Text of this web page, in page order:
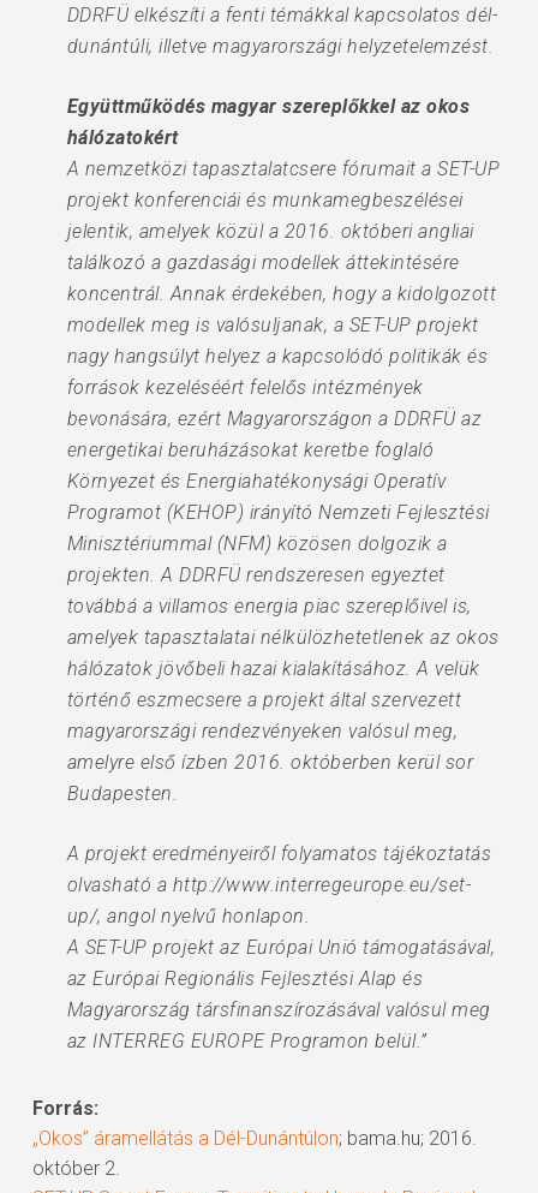
DDRFÜ elkészíti a fenti témákkal kapcsolatos dél-
dunántúli, illetve magyarországi helyzetelemzést.
Együttműködés magyar szereplőkkel az okos
hálózatokért
A nemzetközi tapasztalatcsere fórumait a SET-UP
projekt konferenciái és munkamegbeszélései
jelentik, amelyek közül a 2016. októberi angliai
találkozó a gazdasági modellek áttekintésére
koncentrál. Annak érdekében, hogy a kidolgozott
modellek meg is valósuljanak, a SET-UP projekt
nagy hangsúlyt helyez a kapcsolódó politikák és
források kezeléséért felelős intézmények
bevonására, ezért Magyarországon a DDRFÜ az
energetikai beruházásokat keretbe foglaló
Környezet és Energiahatékonysági Operatív
Programot (KEHOP) irányító Nemzeti Fejlesztési
Minisztériummal (NFM) közösen dolgozik a
projekten. A DDRFÜ rendszeresen egyeztet
továbbá a villamos energia piac szereplőivel is,
amelyek tapasztalatai nélkülözhetetlenek az okos
hálózatok jövőbeli hazai kialakításához. A velük
történő eszmecsere a projekt által szervezett
magyarországi rendezvényeken valósul meg,
amelyre első ízben 2016. októberben kerül sor
Budapesten.
A projekt eredményeiről folyamatos tájékoztatás
olvasható a http://www.interregeurope.eu/set-
up/, angol nyelvű honlapon.
A SET-UP projekt az Európai Unió támogatásával,
az Európai Regionális Fejlesztési Alap és
Magyarország társfinanszírozásával valósul meg
az INTERREG EUROPE Programon belül.”
Forrás:
„Okos” áramellátás a Dél-Dunántúlon; bama.hu; 2016.
október 2.